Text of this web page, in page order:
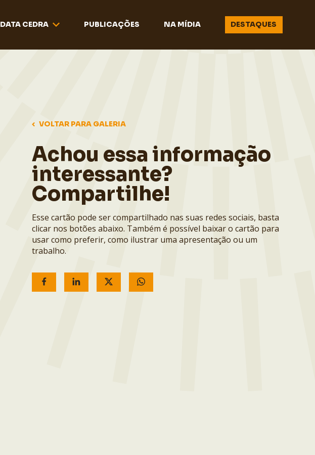
DATA CEDRA PUBLICAÇÕES NA MÍDIA DESTAQUES
VOLTAR PARA GALERIA
Achou essa informação
interessante?
Compartilhe!
Esse cartão pode ser compartilhado nas suas redes sociais, basta
clicar nos botões abaixo. Também é possível baixar o cartão para
usar como preferir, como ilustrar uma apresentação ou um
trabalho.